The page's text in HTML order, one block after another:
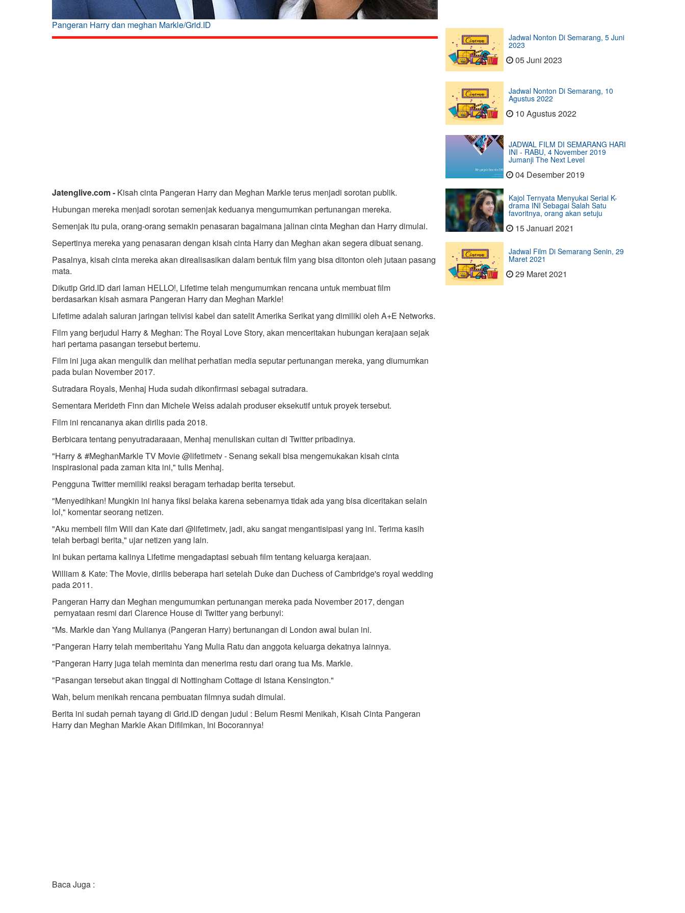
Pangeran Harry dan meghan Markle/Grid.ID
Jatenglive.com - Kisah cinta Pangeran Harry dan Meghan Markle terus menjadi sorotan publik.
Hubungan mereka menjadi sorotan semenjak keduanya mengumumkan pertunangan mereka.
Semenjak itu pula, orang-orang semakin penasaran bagaimana jalinan cinta Meghan dan Harry dimulai.
Sepertinya mereka yang penasaran dengan kisah cinta Harry dan Meghan akan segera dibuat senang.
Pasalnya, kisah cinta mereka akan direalisasikan dalam bentuk film yang bisa ditonton oleh jutaan pasang
mata.
Dikutip Grid.ID dari laman HELLO!, Lifetime telah mengumumkan rencana untuk membuat film
berdasarkan kisah asmara Pangeran Harry dan Meghan Markle!
Lifetime adalah saluran jaringan telivisi kabel dan satelit Amerika Serikat yang dimiliki oleh A+E Networks.
Film yang berjudul Harry & Meghan: The Royal Love Story, akan menceritakan hubungan kerajaan sejak
hari pertama pasangan tersebut bertemu.
Film ini juga akan mengulik dan melihat perhatian media seputar pertunangan mereka, yang diumumkan
pada bulan November 2017.
Sutradara Royals, Menhaj Huda sudah dikonfirmasi sebagai sutradara.
Sementara Merideth Finn dan Michele Weiss adalah produser eksekutif untuk proyek tersebut.
Film ini rencananya akan dirilis pada 2018.
Berbicara tentang penyutradaraaan, Menhaj menuliskan cuitan di Twitter pribadinya.
"Harry & #MeghanMarkle TV Movie @lifetimetv - Senang sekali bisa mengemukakan kisah cinta
inspirasional pada zaman kita ini," tulis Menhaj.
Pengguna Twitter memiliki reaksi beragam terhadap berita tersebut.
"Menyedihkan! Mungkin ini hanya fiksi belaka karena sebenarnya tidak ada yang bisa diceritakan selain
lol," komentar seorang netizen.
"Aku membeli film Will dan Kate dari @lifetimetv, jadi, aku sangat mengantisipasi yang ini. Terima kasih
telah berbagi berita," ujar netizen yang lain.
Ini bukan pertama kalinya Lifetime mengadaptasi sebuah film tentang keluarga kerajaan.
William & Kate: The Movie, dirilis beberapa hari setelah Duke dan Duchess of Cambridge's royal wedding
pada 2011.
Pangeran Harry dan Meghan mengumumkan pertunangan mereka pada November 2017, dengan
pernyataan resmi dari Clarence House di Twitter yang berbunyi:
"Ms. Markle dan Yang Mulianya (Pangeran Harry) bertunangan di London awal bulan ini.
"Pangeran Harry telah memberitahu Yang Mulia Ratu dan anggota keluarga dekatnya lainnya.
"Pangeran Harry juga telah meminta dan menerima restu dari orang tua Ms. Markle.
"Pasangan tersebut akan tinggal di Nottingham Cottage di Istana Kensington."
Wah, belum menikah rencana pembuatan filmnya sudah dimulai.
Berita ini sudah pernah tayang di Grid.ID dengan judul : Belum Resmi Menikah, Kisah Cinta Pangeran
Harry dan Meghan Markle Akan Difilmkan, Ini Bocorannya!
Baca Juga :
Jadwal Nonton Di Semarang, 5 Juni
2023
05 Juni 2023
Jadwal Nonton Di Semarang, 10
Agustus 2022
10 Agustus 2022
JADWAL FILM DI SEMARANG HARI
INI - RABU, 4 November 2019
Jumanji The Next Level
04 Desember 2019
Kajol Ternyata Menyukai Serial K-
drama INI Sebagai Salah Satu
favoritnya, orang akan setuju
15 Januari 2021
Jadwal Film Di Semarang Senin, 29
Maret 2021
29 Maret 2021